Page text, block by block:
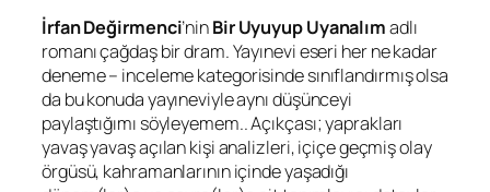
İrfan Değirmenci’ninBir Uyuyup Uyanalımadlı
romanı çağdaş bir dram. Yayınevi eseri her ne kadar
deneme – incelemekategorisinde sınıflandırmış olsa
da bu konuda yayıneviyle aynı düşünceyi
paylaştığımı söyleyemem.. Açıkçası; yaprakları
yavaş yavaş açılan kişi analizleri, içiçe geçmiş olay
örgüsü, kahramanlarının içinde yaşadığı